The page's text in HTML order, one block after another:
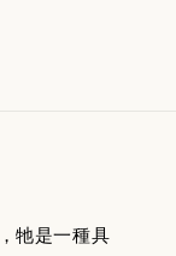
牠是一種具